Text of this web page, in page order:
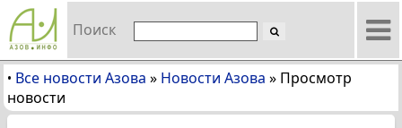
Поиск
• Все новости Азова » Новости Азова » Просмотр
новости